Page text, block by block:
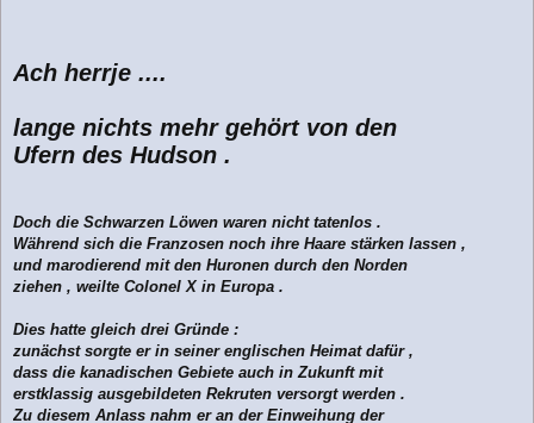
Ach herrje ....
lange nichts mehr gehört von den
Ufern des Hudson .
Doch die Schwarzen Löwen waren nicht tatenlos .
Während sich die Franzosen noch ihre Haare stärken lassen ,
und marodierend mit den Huronen durch den Norden
ziehen , weilte Colonel X in Europa .
Dies hatte gleich drei Gründe :
zunächst sorgte er in seiner englischen Heimat dafür ,
dass die kanadischen Gebiete auch in Zukunft mit
erstklassig ausgebildeten Rekruten versorgt werden .
Zu diesem Anlass nahm er an der Einweihung der